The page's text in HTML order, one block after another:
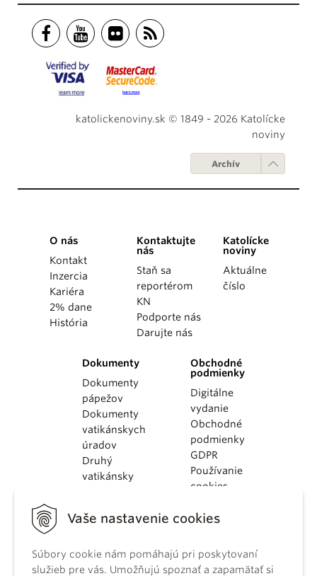
Vaše nastavenie cookies
Súbory cookie nám pomáhajú pri poskytovaní
služieb pre vás. Umožňujú spoznať a zapamätať si
katolickenoviny.sk © 1849 - 2026 Katolícke
noviny
Archív
O nás
Kontakt
Inzercia
Kariéra
2% dane
História
Kontaktujte
nás
Staň sa
reportérom
KN
Podporte nás
Darujte nás
Katolícke
noviny
Aktuálne
číslo
Dokumenty
Dokumenty
pápežov
Dokumenty
vatikánskych
úradov
Druhý
vatikánsky
KBS
kánonického
práva
Obchodné
podmienky
Digitálne
vydanie
Obchodné
podmienky
GDPR
Používanie
cookies